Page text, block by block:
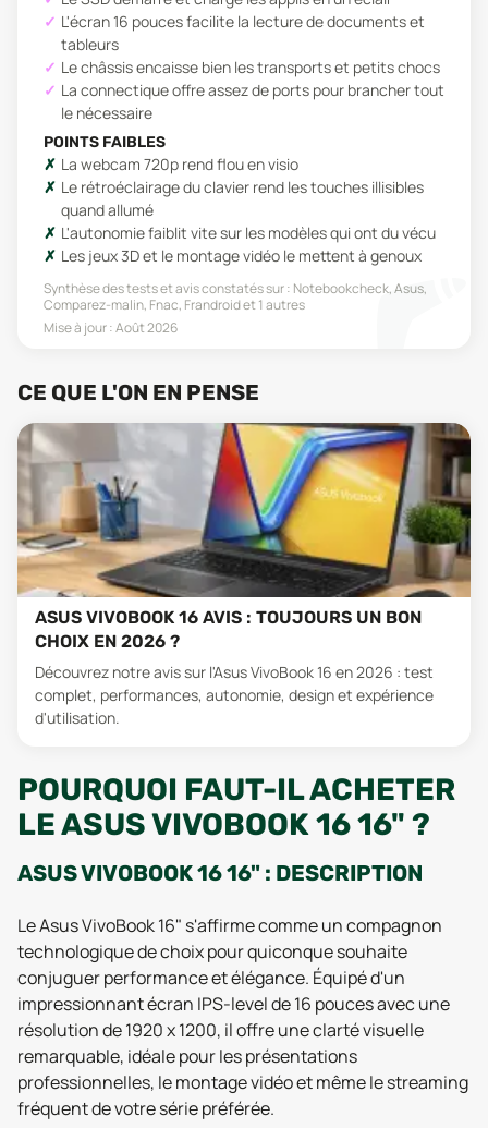
L'écran 16 pouces facilite la lecture de documents et
tableurs
Le châssis encaisse bien les transports et petits chocs
La connectique offre assez de ports pour brancher tout
le nécessaire
POINTS FAIBLES
La webcam 720p rend flou en visio
Le rétroéclairage du clavier rend les touches illisibles
quand allumé
L'autonomie faiblit vite sur les modèles qui ont du vécu
Les jeux 3D et le montage vidéo le mettent à genoux
Synthèse des tests et avis constatés sur : Notebookcheck, Asus,
Comparez-malin, Fnac, Frandroidet 1 autres
Mise à jour :Août 2026
CE QUE L'ON EN PENSE
ASUS VIVOBOOK 16 AVIS : TOUJOURS UN BON
CHOIX EN 2026 ?
Découvrez notre avis sur l'Asus VivoBook 16 en 2026 : test
complet, performances, autonomie, design et expérience
d'utilisation.
POURQUOI FAUT-IL ACHETER
LE ASUS VIVOBOOK 16 16" ?
ASUS VIVOBOOK 16 16" : DESCRIPTION
Le Asus VivoBook 16" s'affirme comme un compagnon
technologique de choix pour quiconque souhaite
conjuguer performance et élégance. Équipé d'un
impressionnant écran IPS-level de 16 pouces avec une
résolution de 1920 x 1200, il offre une clarté visuelle
remarquable, idéale pour les présentations
professionnelles, le montage vidéo et même le streaming
fréquent de votre série préférée.